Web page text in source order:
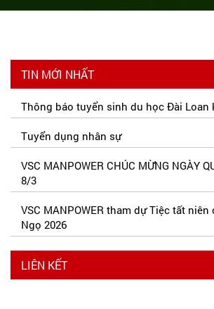
TIN MỚI NHẤT
Thông báo tuyển sinh du học Đài Loan
Tuyển dụng nhân sự
VSC MANPOWER CHÚC MỪNG NGÀY
8/3
VSC MANPOWER tham dự Tiệc tất
Ngọ 2026
LIÊN KẾT